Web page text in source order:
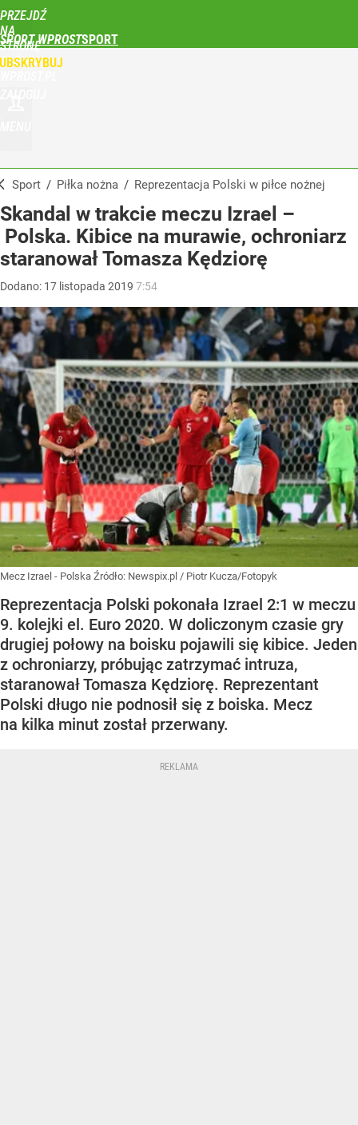
PRZEJDŹ
NA
STRONĘ
GŁÓWNĄ
SPORT WPROST
Sport / Piłka nożna / Reprezentacja Polski w piłce nożnej
Skandal w trakcie meczu Izrael –
Polska. Kibice na murawie, ochroniarz
staranował Tomasza Kędziorę
Dodano: 17 listopada 2019 7:54
Mecz Izrael - Polska Źródło: Newspix.pl / Piotr Kucza/Fotopyk
Reprezentacja Polski pokonała Izrael 2:1 w meczu
9. kolejki el. Euro 2020. W doliczonym czasie gry
drugiej połowy na boisku pojawili się kibice. Jeden
z ochroniarzy, próbując zatrzymać intruza,
staranował Tomasza Kędziorę. Reprezentant
Polski długo nie podnosił się z boiska. Mecz
na kilka minut został przerwany.